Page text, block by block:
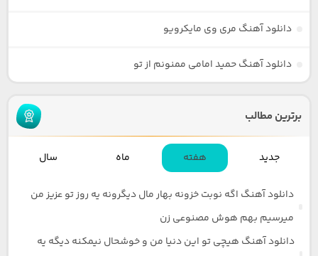
دانلود آهنگ مری وی مایکرویو
دانلود آهنگ حمید امامی ممنونم از تو
برترین مطالب
جدید هفته ماه سال
دانلود آهنگ اگه نوبت خزونه بهار مال دیگرونه یه روز تو عزیز من
میرسیم بهم هوش مصنوعی زن
دانلود آهنگ هیچی تو این دنیا من و خوشحال نیمکنه دیگه یه